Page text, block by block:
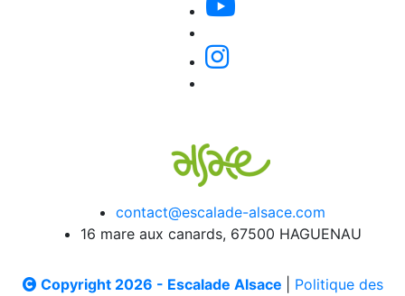
contact@escalade-alsace.com
16 mare aux canards, 67500 HAGUENAU
Copyright 2026 - Escalade Alsace
Politique des